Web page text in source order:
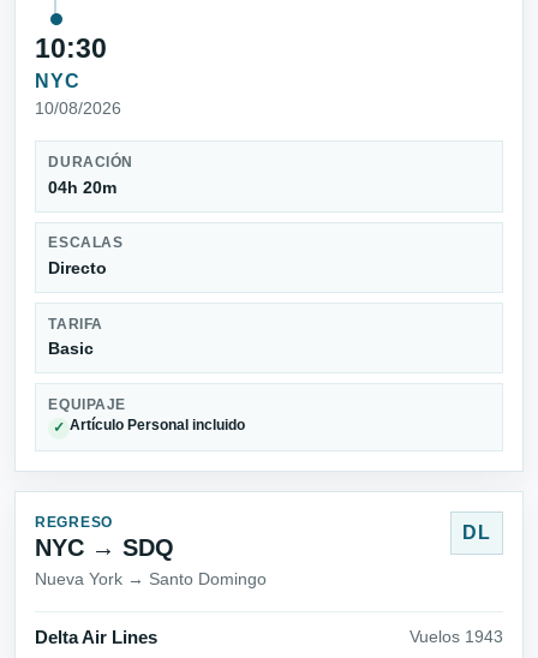
10:30
NYC
10/08/2026
DURACIÓN
04h 20m
ESCALAS
Directo
TARIFA
Basic
EQUIPAJE
✓ Artículo Personal incluido
REGRESO
NYC → SDQ
Nueva York → Santo Domingo
DL
Delta Air Lines Vuelos 1943